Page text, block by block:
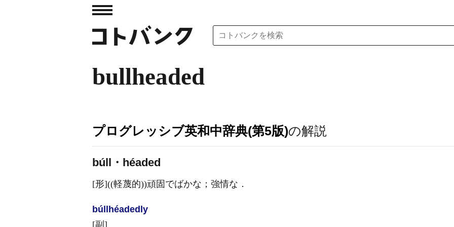
bullheaded
プログレッシブ英和中辞典(第5版)の解説
búll・héaded
[形]((軽蔑的))頑固でばかな；強情な ．
búllhéaded ly
[副]